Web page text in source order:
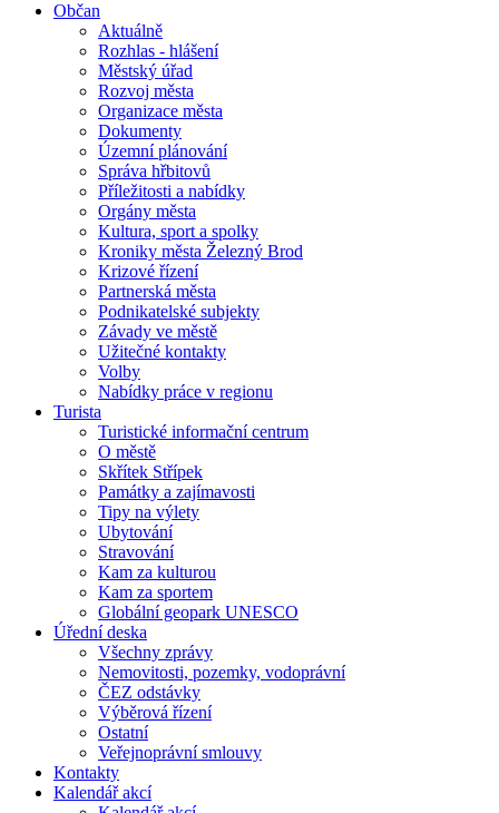
Občan
Aktuálně
Rozhlas - hlášení
Městský úřad
Rozvoj města
Organizace města
Dokumenty
Územní plánování
Správa hřbitovů
Příležitosti a nabídky
Orgány města
Kultura, sport a spolky
Kroniky města Železný Brod
Krizové řízení
Partnerská města
Podnikatelské subjekty
Závady ve městě
Užitečné kontakty
Volby
Nabídky práce v regionu
Turista
Turistické informační centrum
O městě
Skřítek Střípek
Památky a zajímavosti
Tipy na výlety
Ubytování
Stravování
Kam za kulturou
Kam za sportem
Globální geopark UNESCO
Úřední deska
Všechny zprávy
Nemovitosti, pozemky, vodoprávní
ČEZ odstávky
Výběrová řízení
Ostatní
Veřejnoprávní smlouvy
Kontakty
Kalendář akcí